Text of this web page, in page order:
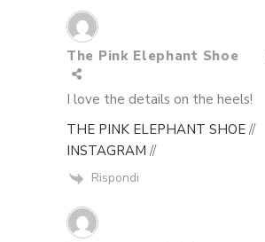
The Pink Elephant Shoe
I love the details on the heels!
THE PINK ELEPHANT SHOE //
INSTAGRAM //
Rispondi